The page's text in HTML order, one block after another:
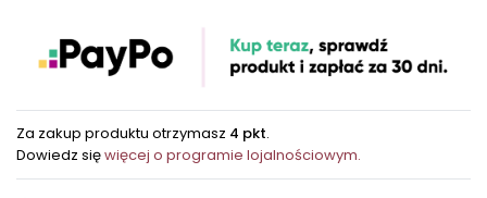
Za zakup produktu otrzymasz 4 pkt.
Dowiedz sięwięcej o programie lojalnościowym.